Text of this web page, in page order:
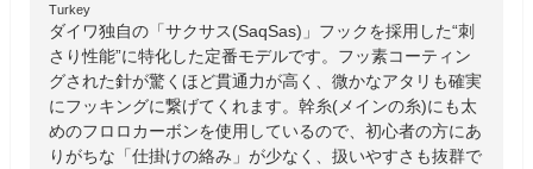
Turkey
ダイワ独自の「サクサス(SaqSas)」フックを採用した“刺
さり性能”に特化した定番モデルです。フッ素コーティン
グされた針が驚くほど貫通力が高く、微かなアタリも確実
にフッキングに繋げてくれます。幹糸(メインの糸)にも太
めのフロロカーボンを使用しているので、初心者の方にあ
りがちな「仕掛けの絡み」が少なく、扱いやすさも抜群で